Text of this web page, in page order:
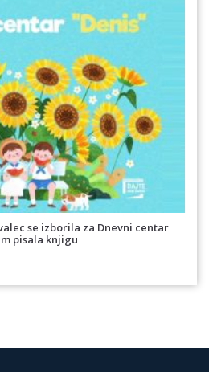
se izborila za Dnevni centar
pisala knjigu